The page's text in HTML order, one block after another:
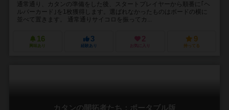
通常通り、カタンの準備をした後、スタートプレイヤーから順番に｢ヘ
ルパーカード｣を1枚獲得します。選ばれなかったものはボードの横に
並べて置きます。 通常通りサイコロを振ってカ...
16
興味あり
3
経験あり
2
お気に入り
9
持ってる
カタンの開拓者たち：ポータブル版